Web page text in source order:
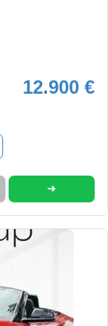
12.900 €
➜